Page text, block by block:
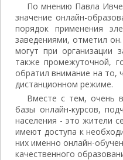
По мнению Павла
значение онлайн-
порядок применения
заведениями, отметил
могут при организации
также промежуточной,
обратил внимание на то,
дистанционном режиме.
Вместе с тем, очень
базы онлайн-курсов,
населения - это жители
имеют доступа к
них именно онлайн-
качественного